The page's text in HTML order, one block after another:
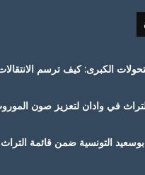
في وادان لتعزيز صون
التونسية ضمن قائمة التراث